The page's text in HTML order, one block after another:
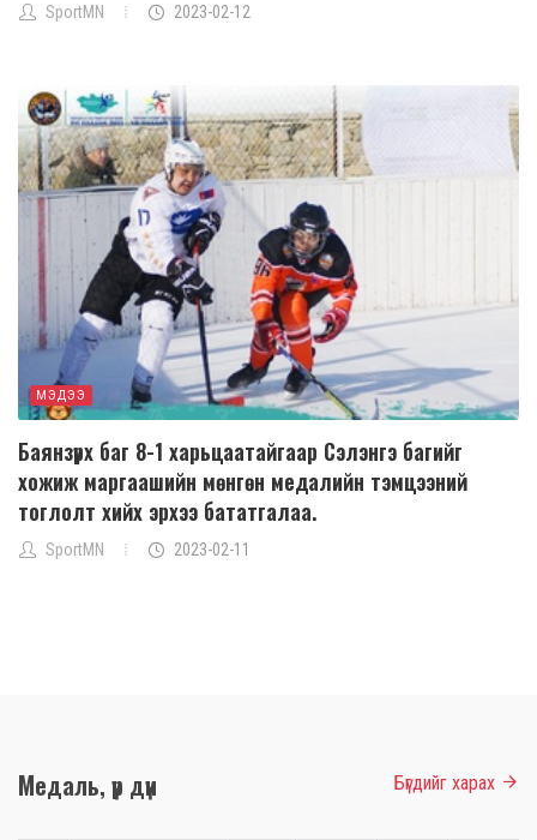
SportMN 2023-02-12
МЭДЭЭ
Баянзүрх баг 8-1 харьцаатайгаар Сэлэнгэ багийг
хожиж маргаашийн мөнгөн медалийн тэмцээний
тоглолт хийх эрхээ бататгалаа.
SportMN 2023-02-11
Медаль, үр дүн Бүгдийг харах